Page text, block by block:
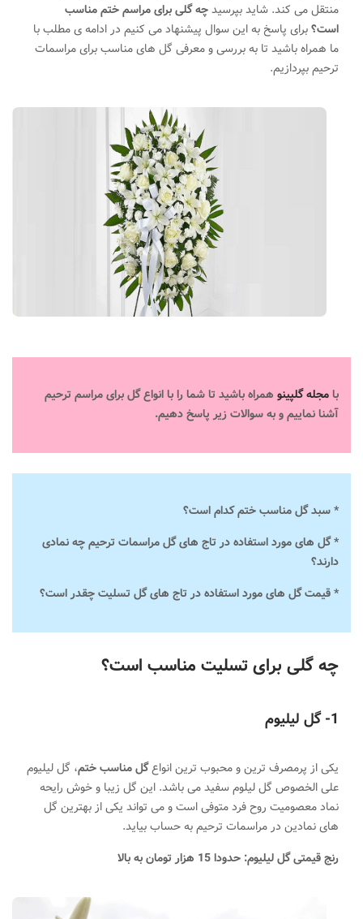
منتقل می کند. شاید بپرسیدچه گلی برای مراسم ختم مناسب
است؟برای پاسخ به این سوال پیشنهاد می کنیم در ادامه ی مطلب با
ما همراه باشید تا به بررسی و معرفی گل های مناسب برای مراسمات
ترحیم بپردازیم.
بامجله گلپینو همراه باشید تا شما را با انواع گل برای مراسم ترحیم
آشنا نماییم و به سوالات زیر پاسخ دهیم.
* سبد گل مناسب ختم کدام است؟
* گل های مورد استفاده در تاج های گل مراسمات ترحیم چه نمادی
دارند؟
* قیمت گل های مورد استفاده در تاج های گل تسلیت چقدر است؟
چه گلی برای تسلیت مناسب است؟
1- گل لیلیوم
یکی از پرمصرف ترین و محبوب ترین انواعگل مناسب ختم، گل لیلیوم
علی الخصوص گل لیلوم سفید می باشد. این گل زیبا و خوش رایحه
نماد معصومیت روح فرد متوفی است و می تواند یکی از بهترین گل
های نمادین در مراسمات ترحیم به حساب بیاید.
رنج قیمتی گل لیلیوم: حدودا 15 هزار تومان به بالا